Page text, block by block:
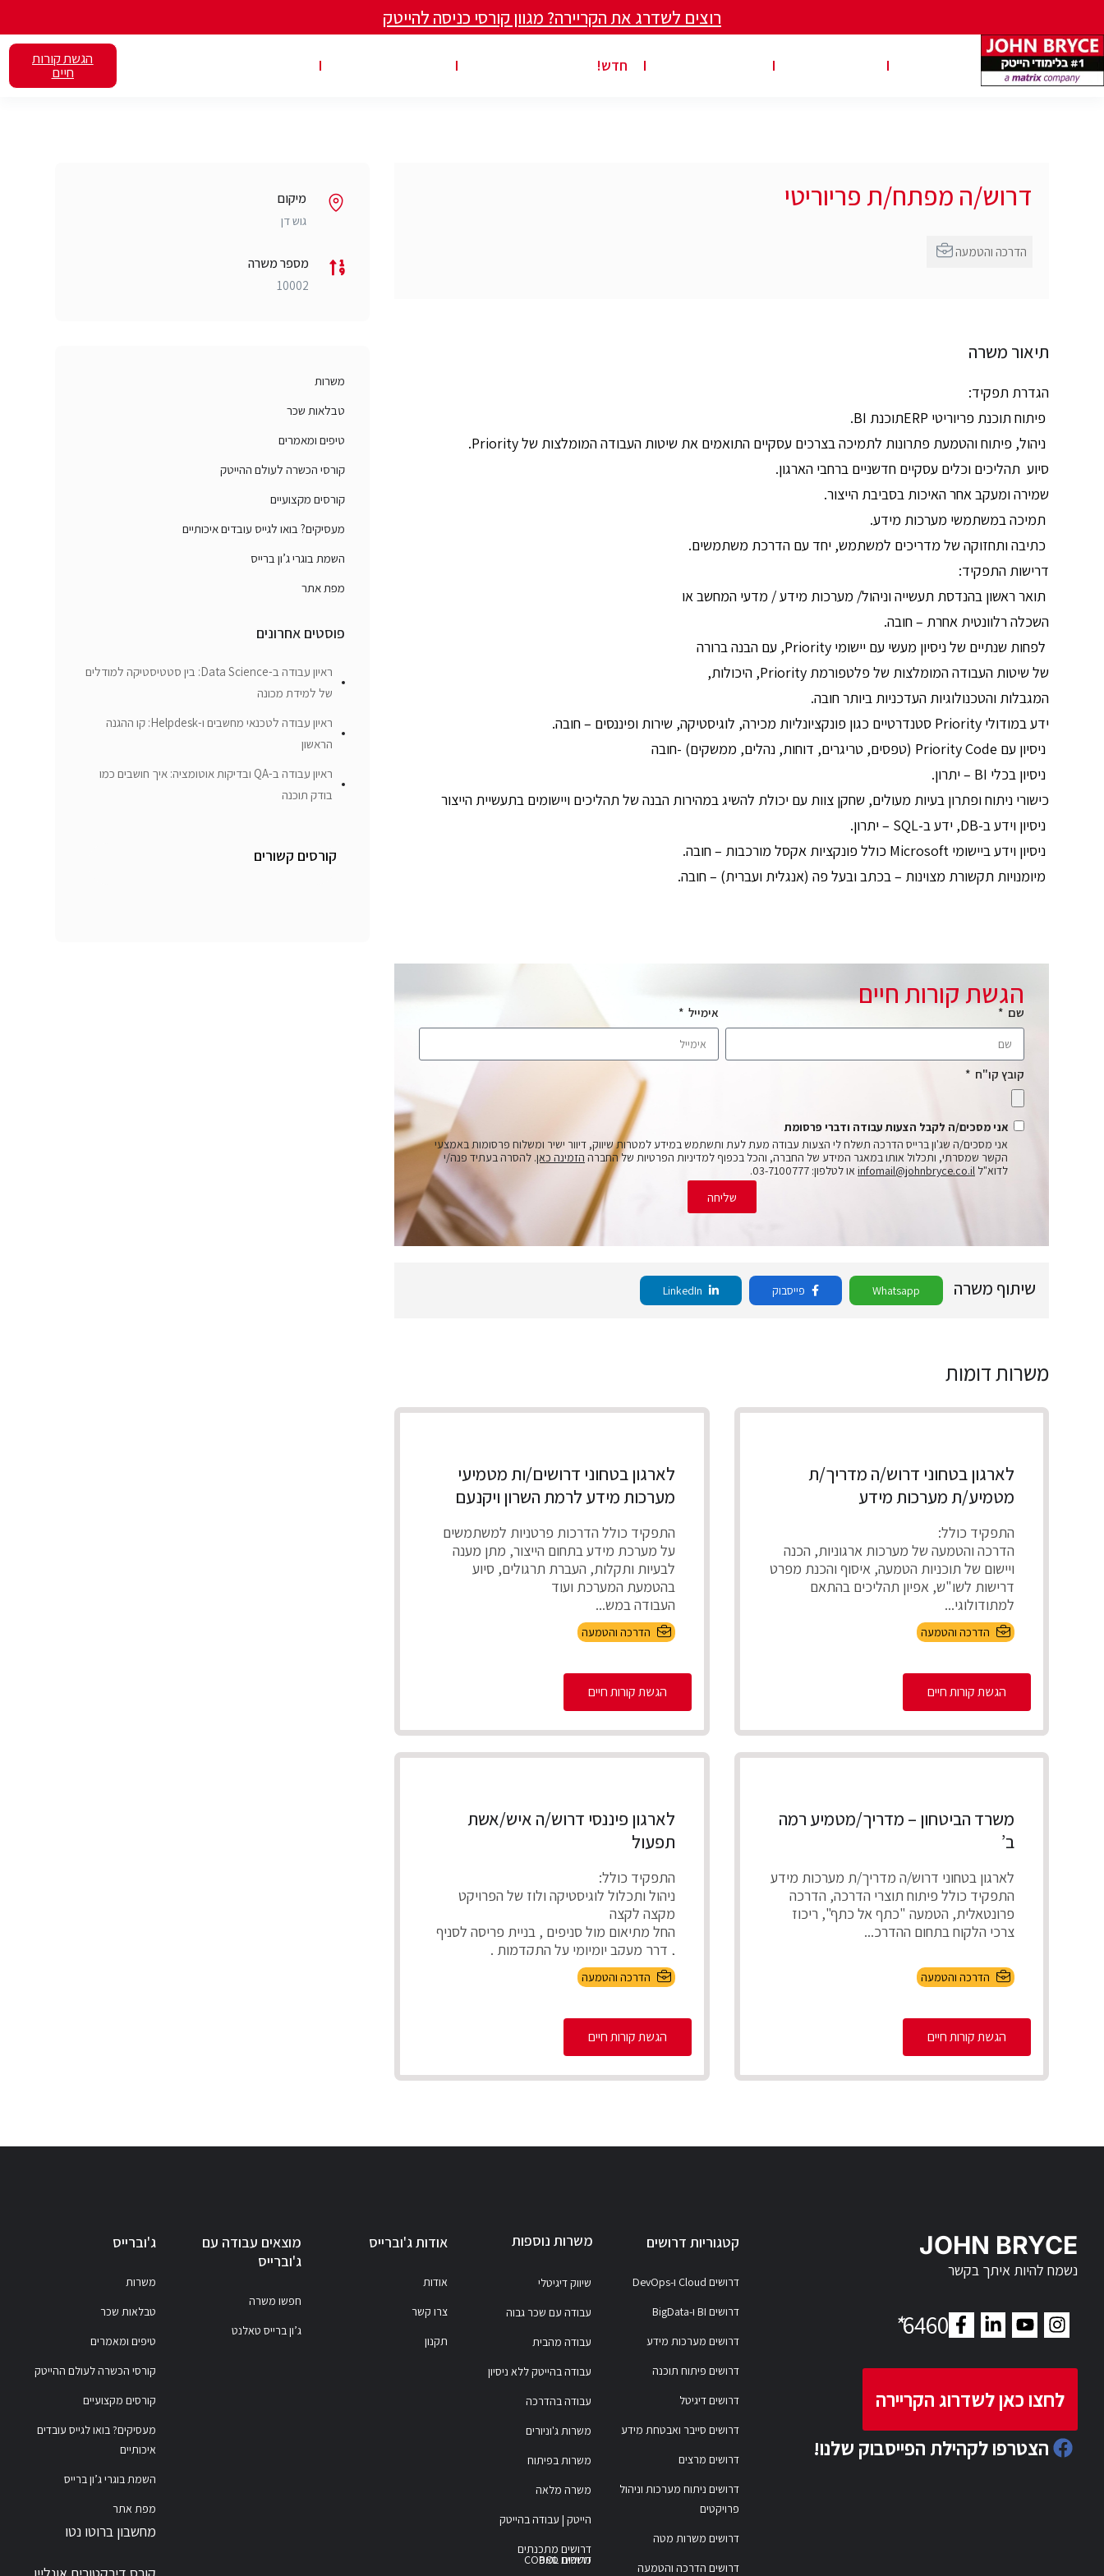
רוצים לשדרג את הקריירה? מגוון קורסי כניסה להייטק
חדש! הגשת קורות
חיים
דרוש/ה מפתח/ת פריוריטי
תיאור משרה
הגדרת תפקיד:
פיתוח תוכנת פריוריטי ERPתוכנת BI.
ניהול, פיתוח והטמעת פתרונות לתמיכה בצרכים עסקיים התואמים את שיטות העבודה המומלצות של Priority.
סיוע תהליכים וכלים עסקיים חדשניים ברחבי הארגון.
שמירה ומעקב אחר האיכות בסביבת הייצור.
תמיכה במשתמשי מערכות מידע.
כתיבה ותחזוקה של מדריכים למשתמש, יחד עם הדרכת משתמשים.
דרישות התפקיד:
תואר ראשון בהנדסת תעשייה וניהול/ מערכות מידע / מדעי המחשב או
השכלה רלוונטית אחרת – חובה.
לפחות שנתיים של ניסיון מעשי עם יישומי Priority, עם הבנה ברורה
של שיטות העבודה המומלצות של פלטפורמת Priority, היכולות,
המגבלות והטכנולוגיות העדכניות ביותר חובה.
ידע במודולי Priority סטנדרטיים כגון פונקציונליות מכירה, לוגיסטיקה, שירות ופיננסים – חובה.
ניסיון עם Priority Code (טפסים, טריגרים, דוחות, נהלים, ממשקים) -חובה
ניסיון בכלי BI – יתרון.
כישורי ניתוח ופתרון בעיות מעולים, שחקן צוות עם יכולת להשיג במהירות הבנה של תהליכים ויישומים בתעשיית הייצור
ניסיון וידע ב-DB, ידע ב-SQL – יתרון.
ניסיון וידע ביישומי Microsoft כולל פונקציות אקסל מורכבות – חובה.
מיומנויות תקשורת מצוינות – בכתב ובעל פה (אנגלית ועברית) – חובה.
הגשת קורות חיים
שם אימייל
קובץ קו"ח
אני מסכים/ה לקבל הצעות עבודה ודברי פרסומת
אני מסכים/ה שג'ון ברייס הדרכה תשלח לי הצעות עבודה מעת לעת ותשתמש במידע למטרות שיווק, דיוור ישיר ומשלוח פרסומות באמצעי
הקשר שמסרתי, ותכלול אותו במאגר המידע של החברה, והכל בכפוף למדיניות הפרטיות של החברה הזמינה כאן. להסרה בעתיד פנה/י
לדוא"ל infomail@johnbryce.co.il או לטלפון: 03-7100777.
שליחה
שיתוף משרה Whatsapp פייסבוק
משרות דומות
לארגון בטחוני דרוש/ה מדריך/ת
מטמיע/ת מערכות מידע
התפקיד כולל:
הדרכה והטמעה של מערכות ארגוניות, הכנה
ויישום של תוכניות הטמעה, איסוף והכנת מפרט
דרישות לשו"ש, אפיון תהליכים בהתאם
למתודולוגי...
הדרכה והטמעה
הגשת קורות חיים
לארגון בטחוני דרושים/ות מטמיעי
מערכות מידע לרמת השרון ויקנעם
התפקיד כולל הדרכות פרטניות למשתמשים
על מערכת מידע בתחום הייצור, מתן מענה
לבעיות ותקלות, העברת תרגולים, סיוע
בהטמעת המערכת ועוד
העבודה במש...
הדרכה והטמעה
הגשת קורות חיים
משרד הביטחון – מדריך/מטמיע רמה
ב’
לארגון בטחוני דרוש/ה מדריך/ת מערכות מידע
התפקיד כולל פיתוח תוצרי הדרכה, הדרכה
פרונטאלית, הטמעה "כתף אל כתף", ריכוז
צרכי הלקוח בתחום ההדרכ...
הדרכה והטמעה
הגשת קורות חיים
לארגון פיננסי דרוש/ה איש/אשת
תפעול
התפקיד כולל:
ניהול ותכלול לוגיסטיקה ולוז של הפרויקט
מקצה לקצה
החל מתיאום מול סניפים , בניית פריסה לסניף
, דרך מעקב יומיומי על התקדמות .
...
הדרכה והטמעה
הגשת קורות חיים
מיקום
גוש דן
מספר משרה
10002
משרות
טבלאות שכר
טיפים ומאמרים
קורסי הכשרה לעולם ההייטק
קורסים מקצועיים
מעסיקים? בואו לגייס עובדים איכותיים
השמת בוגרי ג’ון ברייס
מפת אתר
פוסטים אחרונים
ראיון עבודה ב-Data Science: בין סטטיסטיקה למודלים
של למידת מכונה
ראיון עבודה לטכנאי מחשבים ו-Helpdesk: קו ההגנה
הראשון
ראיון עבודה ב-QA ובדיקות אוטומציה: איך חושבים כמו
בודק תוכנה
קורסים קשורים
JOHN BRYCE
נשמח להיות איתך בקשר
6460
*
לחצו כאן לשדרוג הקריירה
הצטרפו לקהילת הפייסבוק שלנו!
קטגוריות דרושים
דרושים Cloud ו-DevOps
דרושים BI ו-BigData
דרושים מערכות מידע
דרושים פיתוח תוכנה
דרושים דיגיטל
דרושים סייבר ואבטחת מידע
דרושים מרצים
דרושים ניתוח מערכות וניהול
פרויקטים
דרושים משרות מטה
דרושים הדרכה והטמעה
משרות נוספות
שיווק דיגיטלי
עבודה עם שכר גבוה
עבודה מהבית
עבודה בהייטק ללא ניסיון
עבודה בהדרכה
משרות ג'וניורים
משרות בפיתוח
משרה מלאה
הייטק | עבודה בהייטק
דרושים מתכנתים
דרושים סאפ
משרות COBOL
אודות ג'וברייס
אודות
צרו קשר
תקנון
מוצאים עבודה עם
ג'וברייס
חפשו משרה
ג’ון ברייס טאלנט
ג'וברייס
משרות
טבלאות שכר
טיפים ומאמרים
קורסי הכשרה לעולם ההייטק
קורסים מקצועיים
מעסיקים? בואו לגייס עובדים
איכותיים
השמת בוגרי ג’ון ברייס
מפת אתר
מחשבון ברוטו נטו